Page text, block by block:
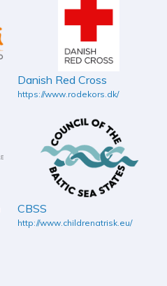
Danish Red Cross
https://www.rodekors.dk/
CBSS
http://www.childrenatrisk.eu/